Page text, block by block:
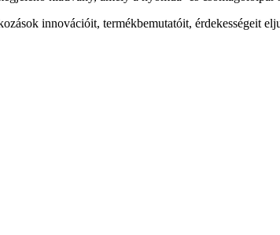
innovációit, termékbemutatóit, érdekességeit